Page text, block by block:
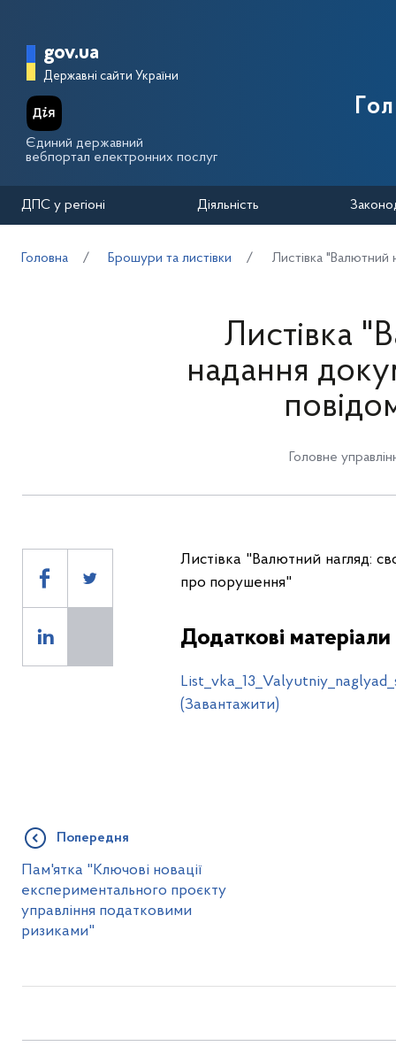
Головна сторінка Державної
gov.ua
Державні сайти України
Єдиний державний
вебпортал електронних послуг
ДПС у регіоні Діяльність
Головна Брошури та листівки Листівка
Листівка
надання
Головне
Листівка "Валютний нагляд:
про порушення"
Додаткові матеріали
(Завантажити)
Попередня
Пам'ятка "Ключові новації
експериментального проєкту
управління податковими
ризиками"